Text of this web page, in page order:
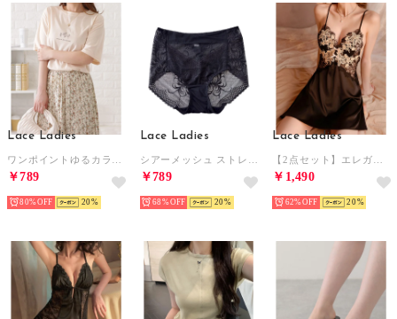
Lace Ladies
￥789
80% 20
Lace Ladies
￥789
68% 20
Lace Ladies
￥1,490
62% 20